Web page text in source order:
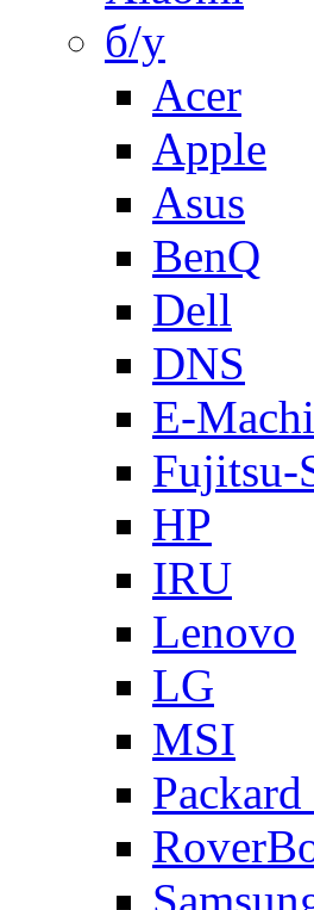
б/у
Acer
Apple
Asus
BenQ
Dell
DNS
E-
Fujitsu-
HP
IRU
Lenovo
LG
MSI